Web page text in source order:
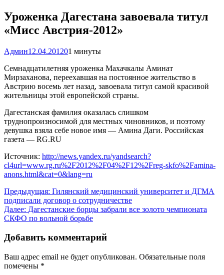
Уроженка Дагестана завоевала титул
«Мисс Австрия-2012»
Админ12.04.201201 минуты
Семнадцатилетняя уроженка Махачкалы Аминат
Мирзаханова, переехавшая на постоянное жительство в
Австрию восемь лет назад, завоевала титул самой красивой
жительницы этой европейской страны.
Дагестанская фамилия оказалась слишком
труднопроизносимой для местных чиновников, и поэтому
девушка взяла себе новое имя — Амина Даги. Российская
газета — RG.RU
Источник: http://news.yandex.ru/yandsearch?
cl4url=www.rg.ru%2F2012%2F04%2F12%2Freg-skfo%2Famina-
anons.html&cat=0&lang=ru
Навигация
по
записям
Предыдущая: Гилянский медицинский университет и ДГМА
подписали договор о сотрудничестве
Далее: Дагестанские борцы забрали все золото чемпионата
СКФО по вольной борьбе
Добавить комментарий
Ваш адрес email не будет опубликован. Обязательные поля
помечены *